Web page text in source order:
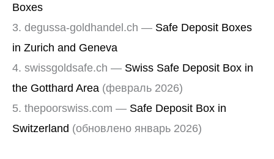
Boxes
3. degussa-goldhandel.ch — Safe Deposit Boxes
in Zurich and Geneva
4. swissgoldsafe.ch — Swiss Safe Deposit Box in
the Gotthard Area (февраль 2026)
5. thepoorswiss.com — Safe Deposit Box in
Switzerland (обновлено январь 2026)